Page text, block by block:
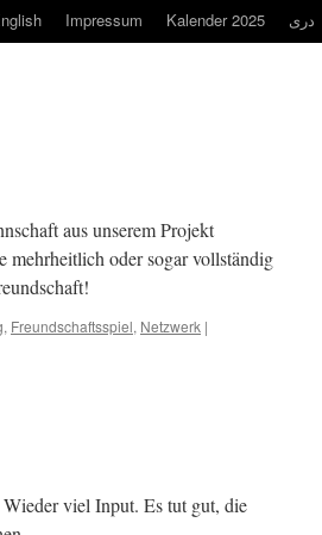
Impressum Kalender 2025 دری
aus unserem Projekt
mehrheitlich oder sogar vollständig
, Freundschaftsspiel, Netzwerk |
viel Input. Es tut gut, die